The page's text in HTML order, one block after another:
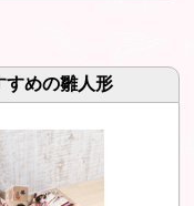
すめの雛人形